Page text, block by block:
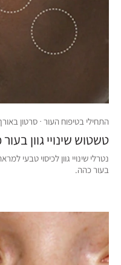
התחילי בטיפוח העור · סרטון באורך 1:59
טשטוש שינויי גוון
נטרלי שינויי גוון לכיסוי טבעי
בעור כהה.